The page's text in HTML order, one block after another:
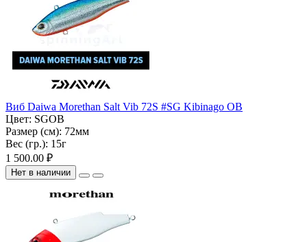
Виб Daiwa Morethan Salt Vib 72S #SG Kibinago OB
Цвет: SGOB
Размер (см): 72мм
Вес (гр.): 15г
1 500.00 ₽
Нет в наличии